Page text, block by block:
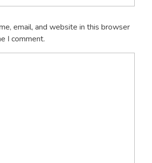
email, and website in this browser
I comment.